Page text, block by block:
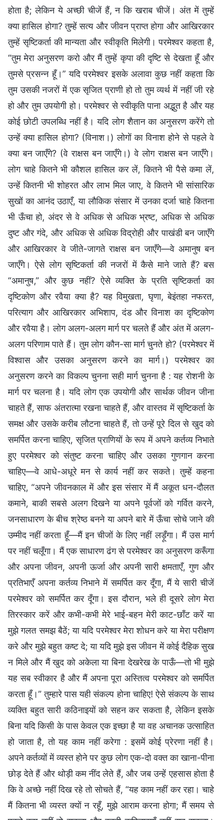
होता है; लेकिन ये अच्छी चीजें हैं, न कि खराब चीजें। अंत में तुम्हें
क्या हासिल होगा? तुम्हें सत्य और जीवन प्राप्त होगा और आखिरकार
तुम्हें सृष्टिकर्ता की मान्यता और स्वीकृति मिलेगी। परमेश्वर कहता है,
“तुम मेरा अनुसरण करो और मैं तुम्हें कृपा की दृष्टि से देखता हूँ और
तुमसे प्रसन्न हूँ।” यदि परमेश्वर इसके अलावा कुछ नहीं कहता कि
तुम उसकी नजरों में एक सृजित प्राणी हो तो तुम व्यर्थ में नहीं जी रहे
हो और तुम उपयोगी हो। परमेश्वर से स्वीकृति पाना अद्भुत है और यह
कोई छोटी उपलब्धि नहीं है। यदि लोग शैतान का अनुसरण करेंगे तो
उन्हें क्या हासिल होगा? (विनाश।) लोगों का विनाश होने से पहले वे
क्या बन जाएँगे? (वे राक्षस बन जाएँगे।) वे लोग राक्षस बन जाएँगे।
लोग चाहे कितने भी कौशल हासिल कर लें, कितने भी पैसे कमा लें,
उन्हें कितनी भी शोहरत और लाभ मिल जाए, वे कितने भी सांसारिक
सुखों का आनंद उठाएँ, या लौकिक संसार में उनका दर्जा चाहे कितना
भी ऊँचा हो, अंदर से वे अधिक से अधिक भ्रष्ट, अधिक से अधिक
दुष्ट और गंदे, और अधिक से अधिक विद्रोही और पाखंडी बन जाएँगे
और आखिरकार वे जीते-जागते राक्षस बन जाएँगे—वे अमानुष बन
जाएँगे। ऐसे लोग सृष्टिकर्ता की नजरों में कैसे माने जाते हैं? बस
“अमानुष,” और कुछ नहीं? ऐसे व्यक्ति के प्रति सृष्टिकर्ता का
दृष्टिकोण और रवैया क्या है? यह विमुखता, घृणा, बेइंतहा नफरत,
परित्याग और आखिरकार अभिशाप, दंड और विनाश का दृष्टिकोण
और रवैया है। लोग अलग-अलग मार्ग पर चलते हैं और अंत में अलग-
अलग परिणाम पाते हैं। तुम लोग कौन-सा मार्ग चुनते हो? (परमेश्वर में
विश्वास और उसका अनुसरण करने का मार्ग।) परमेश्वर का
अनुसरण करने का विकल्प चुनना सही मार्ग चुनना है : यह रोशनी के
मार्ग पर चलना है। यदि लोग एक उपयोगी और सार्थक जीवन जीना
चाहते हैं, साफ अंतरात्मा रखना चाहते हैं, और वास्तव में सृष्टिकर्ता के
समक्ष और उसके करीब लौटना चाहते हैं, तो उन्हें पूरे दिल से खुद को
समर्पित करना चाहिए, सृजित प्राणियों के रूप में अपने कर्तव्य निभाते
हुए परमेश्वर को संतुष्ट करना चाहिए और उसका गुणगान करना
चाहिए—वे आधे-अधूरे मन से कार्य नहीं कर सकते। तुम्हें कहना
चाहिए, “अपने जीवनकाल में और इस संसार में मैं अकूत धन-दौलत
कमाने, बाकी सबसे अलग दिखने या अपने पूर्वजों को गर्वित करने,
जनसाधारण के बीच श्रेष्ठ बनने या अपने बारे में ऊँचा सोचे जाने की
उम्मीद नहीं करता हूँ—मैं इन चीजों के लिए नहीं लड़ूँगा। मैं उस मार्ग
पर नहीं चलूँगा। मैं एक साधारण ढंग से परमेश्वर का अनुसरण करूँगा
और अपना जीवन, अपनी ऊर्जा और अपनी सारी क्षमताएँ, गुण और
प्रतिभाएँ अपना कर्तव्य निभाने में समर्पित कर दूँगा, मैं ये सारी चीजें
परमेश्वर को समर्पित कर दूँगा। इस दौरान, भले ही दूसरे लोग मेरा
तिरस्कार करें और कभी-कभी मेरे भाई-बहन मेरी काट-छाँट करें या
मुझे गलत समझ बैठें; या यदि परमेश्वर मेरा शोधन करे या मेरा परीक्षण
करे और मुझे बहुत कष्ट दे; या यदि मुझे इस जीवन में कोई दैहिक सुख
न मिले और मैं खुद को अकेला या बिना देखरेख के पाऊँ—तो भी मुझे
यह सब स्वीकार है और मैं अपना पूरा अस्तित्व परमेश्वर को समर्पित
करता हूँ।” तुम्हारे पास यही संकल्प होना चाहिए! ऐसे संकल्प के साथ
व्यक्ति बहुत सारी कठिनाइयों को सहन कर सकता है, लेकिन इसके
बिना यदि किसी के पास केवल एक इच्छा है या वह अचानक उत्साहित
हो जाता है, तो यह काम नहीं करेगा : इसमें कोई प्रेरणा नहीं है।
अपने कर्तव्यों में व्यस्त होने पर कुछ लोग एक-दो वक्त का खाना-पीना
छोड़ देते हैं और थोड़ी कम नींद लेते हैं, और जब उन्हें एहसास होता है
कि वे अच्छे नहीं दिख रहे तो सोचते हैं, “यह काम नहीं कर रहा। चाहे
मैं कितना भी व्यस्त क्यों न रहूँ, मुझे आराम करना होगा; मैं समय से